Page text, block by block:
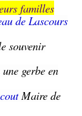
familles
de Lascours
souvenir
gerbe en
Maire de